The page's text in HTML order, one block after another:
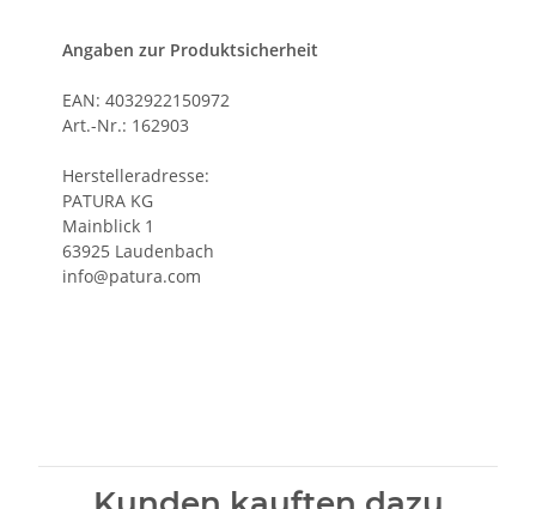
Angaben zur Produktsicherheit
EAN: 4032922150972
Art.-Nr.: 162903
Herstelleradresse:
PATURA KG
Mainblick 1
63925 Laudenbach
info@patura.com